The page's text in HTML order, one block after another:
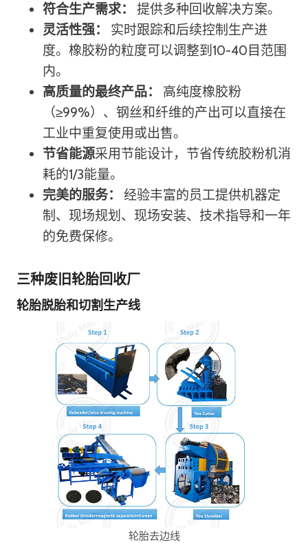
符合生产需求：
提供多种回收解决方案。
灵活性强：
实时跟踪和后续控制生产进
度。橡胶粉的粒度可以调整到10-40目范围
内。
高质量的最终产品：
高纯度橡胶粉
（≥99%）、钢丝和纤维的产出可以直接在
工业中重复使用或出售。
节省能源采用节能设计，节省传统胶粉机消
耗的1/3能量。
完美的服务：
经验丰富的员工提供机器定
制、现场规划、现场安装、技术指导和一年
的免费保修。
三种废旧轮胎回收厂
轮胎脱胎和切割生产线
轮胎去边线